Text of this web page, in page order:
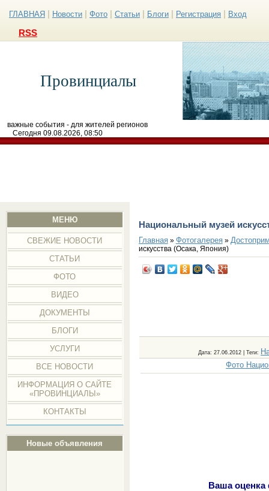
ГЛАВНАЯ Новости Фото Статьи Блоги Регистрация Вход
RSS
Провинциалы
важные события - для жителей регионов
Сегодня 09.08.2026, 08:50
МЕНЮ
СВЕЖИЕ НОВОСТИ
СТАТЬИ
ФОТО
ВИДЕО
ДОКУМЕНТЫ
БЛОГИ
УСЛУГИ
ВСЕ НОВОСТИ
ИНФОРМАЦИЯ О САЙТЕ
«ПРОВИНЦИАЛЫ»
КОНТАКТЫ
Новые объявления
Национальный музей
Главная» Фотогалерея»
искусства (Осака, Япония)
Дата: 27.06.2012 |Теги:
Фото
Ваша оценка